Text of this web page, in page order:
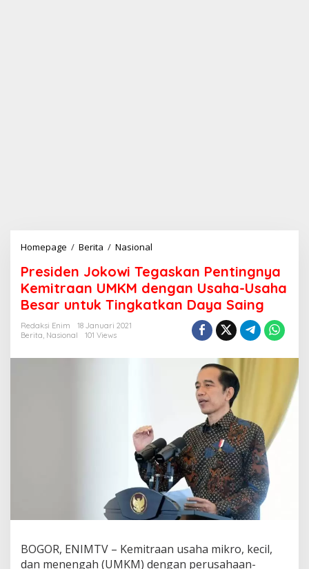
Homepage / Berita / Nasional
e
s
i
d
e
g
a
s
k
a
n
P
n
Presiden Jokowi Tegaskan Pentingnya
Kemitraan UMKM dengan Usaha-Usaha
Besar untuk Tingkatkan Daya Saing
Redaksi Enim
18 Januari 2021
Berita, Nasional 101 Views
BOGOR, ENIMTV – Kemitraan usaha mikro, kecil,
dan menengah (UMKM) dengan perusahaan-